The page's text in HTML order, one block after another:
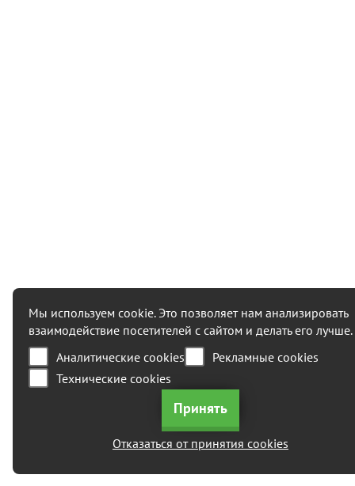
Мы используем cookie. Это позволяет нам анализировать
взаимодействие посетителей с сайтом и делать его лучше.
Аналитические cookies
Рекламные cookies
Технические cookies
Отказаться от принятия cookies